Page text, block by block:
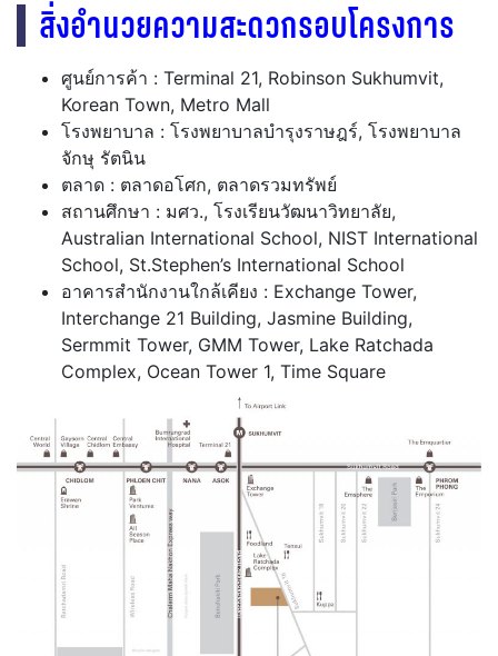
สิ่งอำนวยความสะดวกรอบโครงการ
ศูนย์การค้า : Terminal 21, Robinson Sukhumvit,
Korean Town, Metro Mall
โรงพยาบาล : โรงพยาบาลบำรุงราษฎร์, โรงพยาบาล
จักษุ รัตนิน
ตลาด : ตลาดอโศก, ตลาดรวมทรัพย์
สถานศึกษา : มศว., โรงเรียนวัฒนาวิทยาลัย,
Australian International School, NIST International
School, St.Stephen’s International School
อาคารสำนักงานใกล้เคียง : Exchange Tower,
Interchange 21 Building, Jasmine Building,
Sermmit Tower, GMM Tower, Lake Ratchada
Complex, Ocean Tower 1, Time Square